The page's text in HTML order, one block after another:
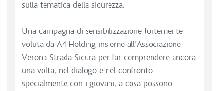
sulla tematica della sicurezza.
Una campagna di sensibilizzazione fortemente
voluta da A4 Holding insieme all’Associazione
Verona Strada Sicura per far comprendere ancora
una volta, nel dialogo e nel confronto
specialmente con i giovani, a cosa possono